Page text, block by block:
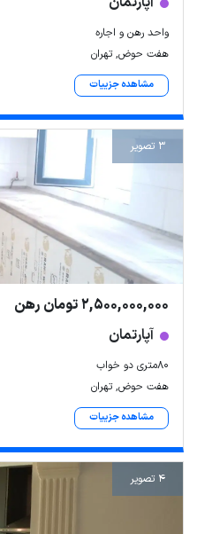
واحد رهن و اجاره
هفت حوض, تهران
مشاهده جزییات
3 تصویر
2,500,000,000 تومان رهن
آپارتمان
۸۰متری دو خواب
هفت حوض, تهران
مشاهده جزییات
4 تصویر